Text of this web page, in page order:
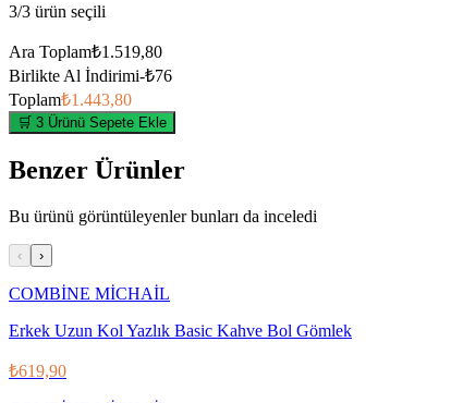
3/3 ürün seçili
Ara Toplam₺1.519,80
Birlikte Al İndirimi-₺76
Toplam₺1.443,80
🛒 3 Ürünü Sepete Ekle
Benzer Ürünler
Bu ürünü görüntüleyenler bunları da inceledi
‹ ›
COMBİNE MİCHAİL
Erkek Uzun Kol Yazlık Basic Kahve Bol Gömlek
₺619,90